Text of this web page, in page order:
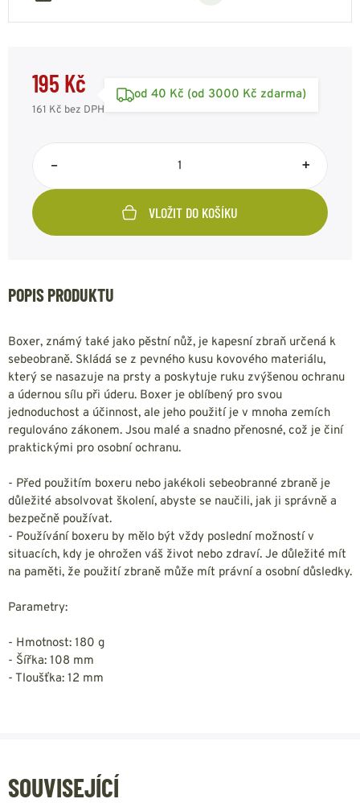
195 Kč
161 Kč bez DPH
od 40 Kč (od 3000 Kč zdarma)
– +
VLOŽIT DO KOŠÍKU
POPIS PRODUKTU
Boxer, známý také jako pěstní nůž, je kapesní zbraň určená k
sebeobraně. Skládá se z pevného kusu kovového materiálu,
který se nasazuje na prsty a poskytuje ruku zvýšenou ochranu
a údernou sílu při úderu. Boxer je oblíbený pro svou
jednoduchost a účinnost, ale jeho použití je v mnoha zemích
regulováno zákonem. Jsou malé a snadno přenosné, což je činí
praktickými pro osobní ochranu.
- Před použitím boxeru nebo jakékoli sebeobranné zbraně je
důležité absolvovat školení, abyste se naučili, jak ji správně a
bezpečně používat.
- Používání boxeru by mělo být vždy poslední možností v
situacích, kdy je ohrožen váš život nebo zdraví. Je důležité mít
na paměti, že použití zbraně může mít právní a osobní důsledky.
Parametry:
- Hmotnost: 180 g
- Šířka: 108 mm
- Tloušťka: 12 mm
SOUVISEJÍCÍ